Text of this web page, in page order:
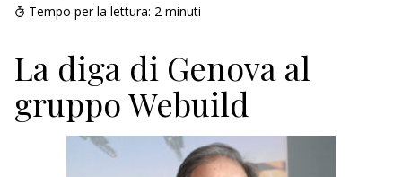
MOBILITÀ
INDUSTRIA
RICERCA
ECONOMIA
Tempo per la lettura: 2 minuti
La diga di Genova al
gruppo Webuild